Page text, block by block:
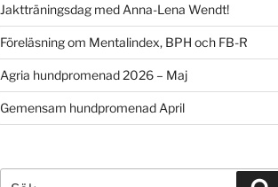
Jaktträningsdag med Anna-Lena Wendt!
Föreläsning om Mentalindex, BPH och FB-R
Agria hundpromenad 2026 – Maj
Gemensam hundpromenad April